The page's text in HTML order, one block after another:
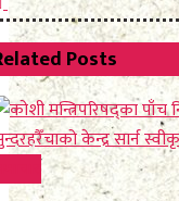
Posts